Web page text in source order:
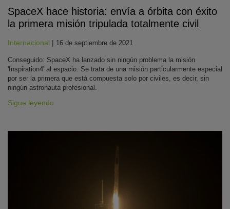
SpaceX hace historia: envía a órbita con éxito
la primera misión tripulada totalmente civil
Internacional | 16 de septiembre de 2021
Conseguido: SpaceX ha lanzado sin ningún problema la misión
'Inspiration4' al espacio. Se trata de una misión particularmente especial
por ser la primera que está compuesta solo por civiles, es decir, sin
ningún astronauta profesional.
Sigue leyendo